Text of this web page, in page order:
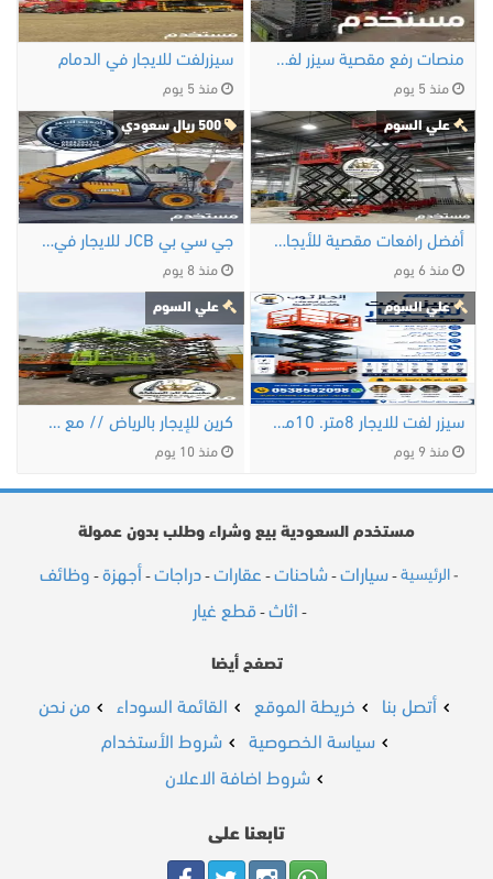
منصات رفع مقصية سيزر لفت الدمام 8 متر 10 متر 12 …
منذ 5 يوم
سيزرلفت للايجار في الدمام
منذ 5 يوم
علي السوم
أفضل رافعات مقصية للأيجار جدة 8 متر 10 متر 12 …
منذ 6 يوم
500 ريال سعودي
جي سي بي JCB للايجار في الخبر | JCB تلسكوبي 9 متر …
منذ 8 يوم
علي السوم
سيزر لفت للايجار 8متر. 10متر. 12متر. 14متر. 16متر. …
منذ 9 يوم
علي السوم
كرين للإيجار بالرياض // مع سائقين ومشغلين …
منذ 10 يوم
مستخدم السعودية بيع وشراء وطلب بدون عمولة
- الرئيسية - سيارات - شاحنات - عقارات - دراجات - أجهزة - وظائف
- اثاث -قطع غيار
تصفح أيضا
أتصل بنا خريطة الموقع القائمة السوداء
من نحن
سياسة الخصوصية
شروط الأستخدام
شروط اضافة الاعلان
تابعنا على